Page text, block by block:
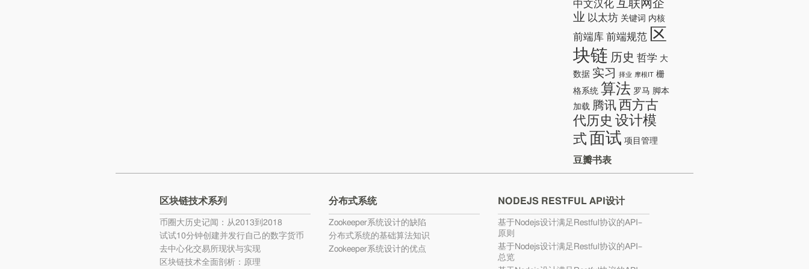
中文汉化 互联网企
业 以太坊 关键词 内核
前端库 前端规范 区
块链 历史 哲学 大
数据 实习 择业 摩根IT 栅
格系统 算法 罗马 脚本
加载 腾讯 西方古
代历史 设计模
式 面试 项目管理
豆瓣书表
区块链技术系列
币圈大历史记闻：从2013到2018
试试10分钟创建并发行自己的数字货币
去中心化交易所现状与实现
区块链技术全面剖析：原理
分布式系统
Zookeeper系统设计的缺陷
分布式系统的基础算法知识
Zookeeper系统设计的优点
NODEJS RESTFUL API设计
基于Nodejs设计满足Restful协议的API–
原则
基于Nodejs设计满足Restful协议的API–
总览